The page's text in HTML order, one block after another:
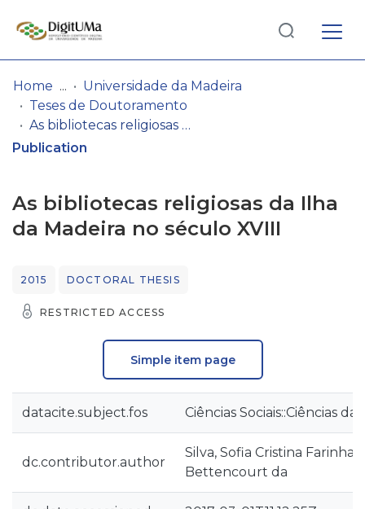
Communities
& Collections
Log
In(current)
Home
Universidade da Madeira
Teses de Doutoramento
As bibliotecas religiosas da Ilha da Madeira no século XVIII
Publication
As bibliotecas religiosas da Ilha
da Madeira no século XVIII
2015 DOCTORAL THESIS
RESTRICTED ACCESS
Simple item page
datacite.subject.fos Ciências Sociais::Ciências
dc.contributor.author
Silva, Sofia Cristina Farinha
Bettencourt da